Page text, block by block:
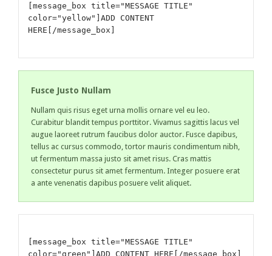
[message_box title="MESSAGE TITLE"
color="yellow"]ADD CONTENT
HERE[/message_box]
Fusce Justo Nullam
Nullam quis risus eget urna mollis ornare vel eu leo.
Curabitur blandit tempus porttitor. Vivamus sagittis lacus vel
augue laoreet rutrum faucibus dolor auctor. Fusce dapibus,
tellus ac cursus commodo, tortor mauris condimentum nibh,
ut fermentum massa justo sit amet risus. Cras mattis
consectetur purus sit amet fermentum. Integer posuere erat
a ante venenatis dapibus posuere velit aliquet.
[message_box title="MESSAGE TITLE"
color="green"]ADD CONTENT HERE[/message_box]